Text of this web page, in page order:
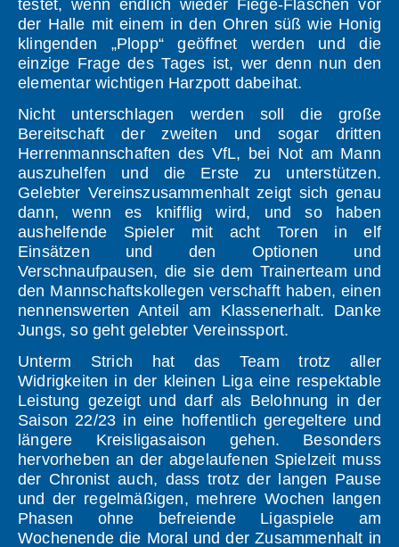
testet, wenn endlich wieder Fiege-Flaschen vor
der Halle mit einem in den Ohren süß wie Honig
klingenden „Plopp“ geöffnet werden und die
einzige Frage des Tages ist, wer denn nun den
elementar wichtigen Harzpott dabeihat.
Nicht unterschlagen werden soll die große
Bereitschaft der zweiten und sogar dritten
Herrenmannschaften des VfL, bei Not am Mann
auszuhelfen und die Erste zu unterstützen.
Gelebter Vereinszusammenhalt zeigt sich genau
dann, wenn es knifflig wird, und so haben
aushelfende Spieler mit acht Toren in elf
Einsätzen und den Optionen und
Verschnaufpausen, die sie dem Trainerteam und
den Mannschaftskollegen verschafft haben, einen
nennenswerten Anteil am Klassenerhalt. Danke
Jungs, so geht gelebter Vereinssport.
Unterm Strich hat das Team trotz aller
Widrigkeiten in der kleinen Liga eine respektable
Leistung gezeigt und darf als Belohnung in der
Saison 22/23 in eine hoffentlich geregeltere und
längere Kreisligasaison gehen. Besonders
hervorheben an der abgelaufenen Spielzeit muss
der Chronist auch, dass trotz der langen Pause
und der regelmäßigen, mehrere Wochen langen
Phasen ohne befreiende Ligaspiele am
Wochenende die Moral und der Zusammenhalt in